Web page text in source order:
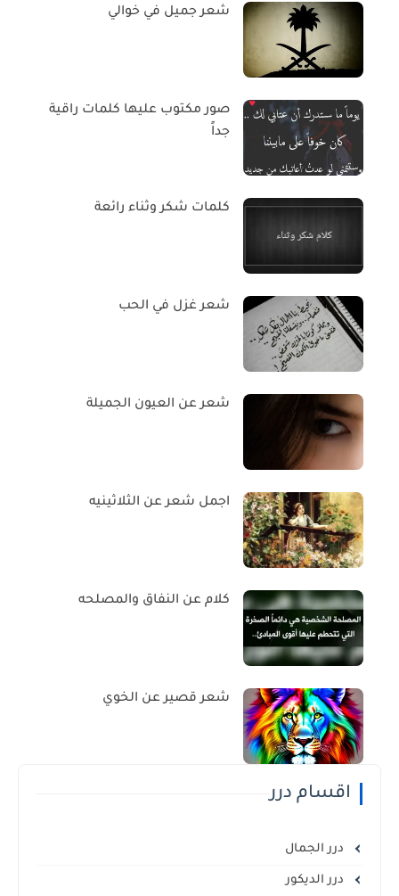
شعر جميل في خوالي
صور مكتوب عليها كلمات راقية
جداً
كلمات شكر وثناء رائعة
شعر غزل في الحب
شعر عن العيون الجميلة
اجمل شعر عن الثلاثينيه
كلام عن النفاق والمصلحه
شعر قصير عن الخوي
اقسام درر
درر الجمال
درر الديكور